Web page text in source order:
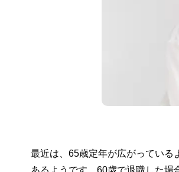
最近は、65歳定年が広がっている
あるようです。60歳で退職した場